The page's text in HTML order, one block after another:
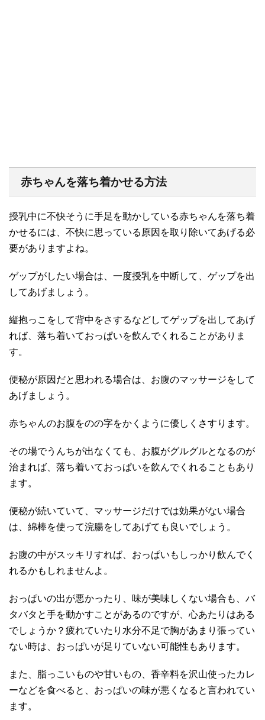
赤ちゃんを落ち着かせる方法
授乳中に不快そうに手足を動かしている赤ちゃんを落ち着
かせるには、不快に思っている原因を取り除いてあげる必
要がありますよね。
ゲップがしたい場合は、一度授乳を中断して、ゲップを出
してあげましょう。
縦抱っこをして背中をさするなどしてゲップを出してあげ
れば、落ち着いておっぱいを飲んでくれることがありま
す。
便秘が原因だと思われる場合は、お腹のマッサージをして
あげましょう。
赤ちゃんのお腹をのの字をかくように優しくさすります。
その場でうんちが出なくても、お腹がグルグルとなるのが
治まれば、落ち着いておっぱいを飲んでくれることもあり
ます。
便秘が続いていて、マッサージだけでは効果がない場合
は、綿棒を使って浣腸をしてあげても良いでしょう。
お腹の中がスッキリすれば、おっぱいもしっかり飲んでく
れるかもしれませんよ。
おっぱいの出が悪かったり、味が美味しくない場合も、バ
タバタと手を動かすことがあるのですが、心あたりはある
でしょうか？疲れていたり水分不足で胸があまり張ってい
ない時は、おっぱいが足りていない可能性もあります。
また、脂っこいものや甘いもの、香辛料を沢山使ったカレ
ーなどを食べると、おっぱいの味が悪くなると言われてい
ます。